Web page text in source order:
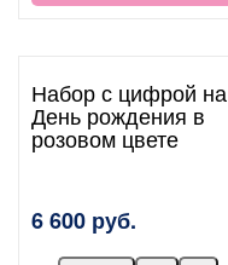
Набор с цифрой на
День рождения в
розовом цвете
6 600 руб.